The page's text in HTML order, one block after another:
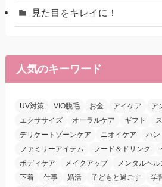
見た目をキレイに！
人気のキーワード
UV対策 VIO脱毛 お金 アイケア
ア
エクササイズ
オーラルケア ギフト
デリケートゾーンケア
ニオイケア ハン
ファミリーアイテム
フード＆ドリンク
ボディケア
メイクアップ メンタルヘル
下着
仕事 婚活 子どもと過ごす 学